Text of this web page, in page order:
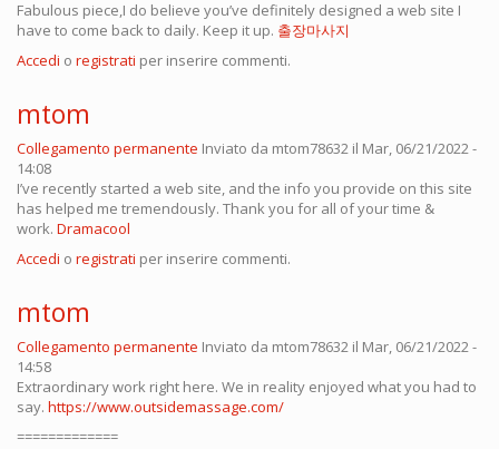
Fabulous piece,I do believe you’ve definitely designed a web site I
have to come back to daily. Keep it up. 출장마사지
Accedi o registrati per inserire commenti.
mtom
Collegamento permanente Inviato da mtom78632 il Mar, 06/21/2022 -
14:08
I’ve recently started a web site, and the info you provide on this site
has helped me tremendously. Thank you for all of your time &
work. Dramacool
Accedi o registrati per inserire commenti.
mtom
Collegamento permanente Inviato da mtom78632 il Mar, 06/21/2022 -
14:58
Extraordinary work right here. We in reality enjoyed what you had to
say. https://www.outsidemassage.com/
=============